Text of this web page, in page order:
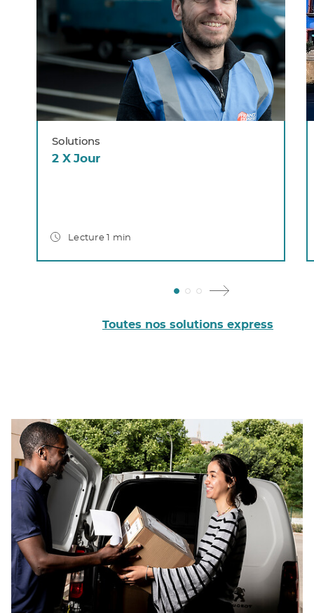
Solutions
2 X Jour
Lecture 1 min
Toutes nos solutions express